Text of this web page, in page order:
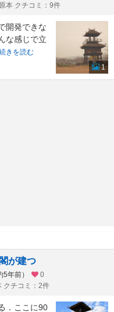
本 クチコミ：9件
開発できな
な感じで立
きを読む
1
が建つ
年前）
0
クチコミ：2件
．ここに90